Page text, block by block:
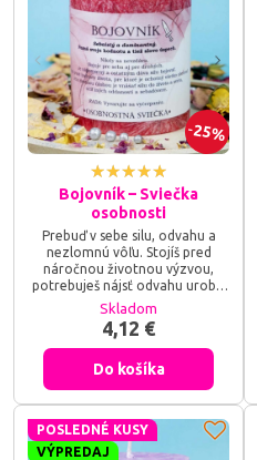
25%
Bojovník – Sviečka
osobnosti
Prebuď v sebe silu, odvahu a
nezlomnú vôľu. Stojíš pred
náročnou životnou výzvou,
potrebuješ nájsť odvahu urobiť
rázne rozhodnutie, alebo
hľadáš silu postaviť sa za seba a
svoje hranice? Sviečka osobnosti
Bojovník je tvojím energetickým
žiaričom – zapáľ jej plameň a
dovoľ tejto dynamickej vibrácii,
aby prebudila tvojho
vnútorného hrdinu, rozptýlila
pochybnosti a premenila tvoju
neistotu na...
Skladom
4,12 €
Do košíka
POSLEDNÉ KUSY
VÝPREDAJ